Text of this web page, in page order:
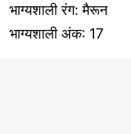
भाग्यशाली रंग: मैरून
भाग्यशाली अंक: 17